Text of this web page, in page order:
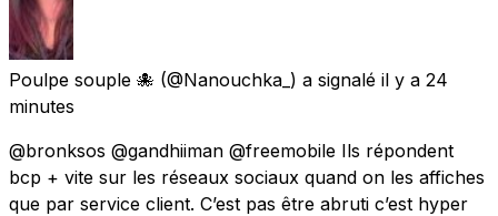
Poulpe souple 🐙 (@Nanouchka_) a signalé il y a 24
minutes
@bronksos @gandhiiman @freemobile Ils répondent
bcp + vite sur les réseaux sociaux quand on les affiches
que par service client. C’est pas être abruti c’est hyper